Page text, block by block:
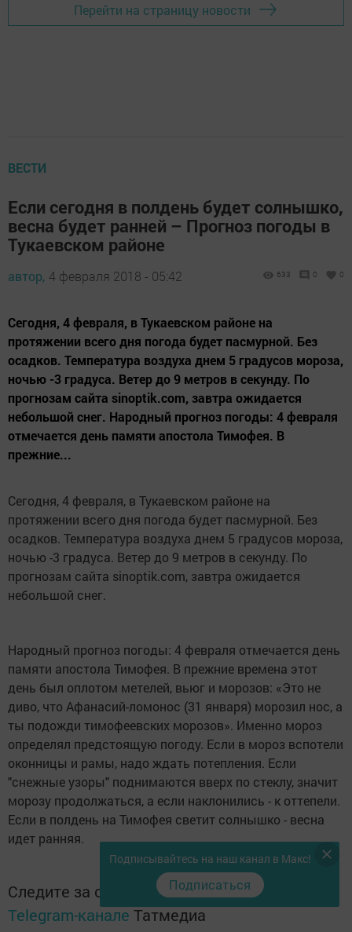
Перейти на страницу новости
ВЕСТИ
Если сегодня в полдень будет солнышко,
весна будет ранней – Прогноз погоды в
Тукаевском районе
автор, 4 февраля 2018 - 05:42 633 0 0
Сегодня, 4 февраля, в Тукаевском районе на
протяжении всего дня погода будет пасмурной. Без
осадков. Температура воздуха днем 5 градусов мороза,
ночью -3 градуса. Ветер до 9 метров в секунду. По
прогнозам сайта sinoptik.com, завтра ожидается
небольшой снег. Народный прогноз погоды: 4 февраля
отмечается день памяти апостола Тимофея. В
прежние...
Сегодня, 4 февраля, в Тукаевском районе на
протяжении всего дня погода будет пасмурной. Без
осадков. Температура воздуха днем 5 градусов мороза,
ночью -3 градуса. Ветер до 9 метров в секунду. По
прогнозам сайта sinoptik.com, завтра ожидается
небольшой снег.
Народный прогноз погоды: 4 февраля отмечается день
памяти апостола Тимофея. В прежние времена этот
день был оплотом метелей, вьюг и морозов: «Это не
диво, что Афанасий-ломонос (31 января) морозил нос, а
ты подожди тимофеевских морозов». Именно мороз
определял предстоящую погоду. Если в мороз вспотели
оконницы и рамы, надо ждать потепления. Если
"снежные узоры" поднимаются вверх по стеклу, значит
морозу продолжаться, а если наклонились - к оттепели.
Если в полдень на Тимофея светит солнышко - весна
идет ранняя.
Следите за самым важным и интересным в
Telegram-канале Татмедиа
Подписывайтесь на наш канал в Макс!
Подписаться